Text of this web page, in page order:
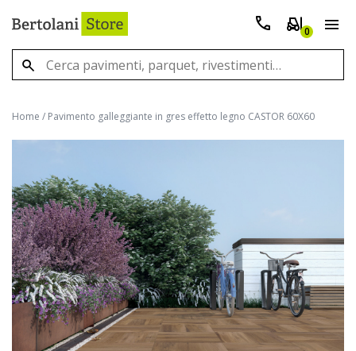
0
Home / Pavimento galleggiante in gres effetto legno CASTOR 60X60